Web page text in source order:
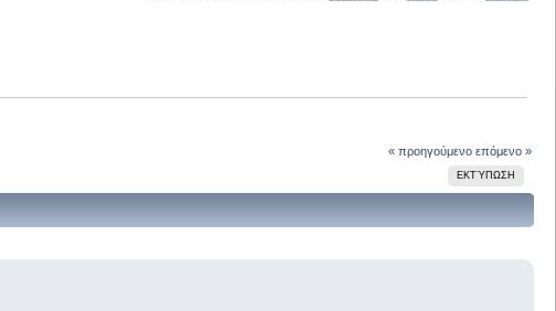
« προηγούμενο επόμενο »
ΕΚΤΎΠΩΣΗ